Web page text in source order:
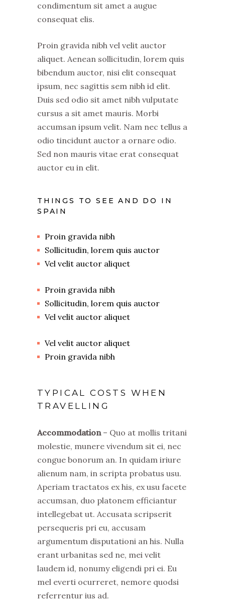
condimentum sit amet a augue
consequat elis.
Proin gravida nibh vel velit auctor
aliquet. Aenean sollicitudin, lorem quis
bibendum auctor, nisi elit consequat
ipsum, nec sagittis sem nibh id elit.
Duis sed odio sit amet nibh vulputate
cursus a sit amet mauris. Morbi
accumsan ipsum velit. Nam nec tellus a
odio tincidunt auctor a ornare odio.
Sed non mauris vitae erat consequat
auctor eu in elit.
THINGS TO SEE AND DO IN
SPAIN
Proin gravida nibh
Sollicitudin, lorem quis auctor
Vel velit auctor aliquet
Proin gravida nibh
Sollicitudin, lorem quis auctor
Vel velit auctor aliquet
Vel velit auctor aliquet
Proin gravida nibh
TYPICAL COSTS WHEN
TRAVELLING
Accommodation– Quo at mollis tritani
molestie, munere vivendum sit ei, nec
congue bonorum an. In quidam iriure
alienum nam, in scripta probatus usu.
Aperiam tractatos ex his, ex usu facete
accumsan, duo platonem efficiantur
intellegebat ut. Accusata scripserit
persequeris pri eu, accusam
argumentum disputationi an his. Nulla
erant urbanitas sed ne, mei velit
laudem id, nonumy eligendi pri ei. Eu
mel everti ocurreret, nemore quodsi
referrentur ius ad.